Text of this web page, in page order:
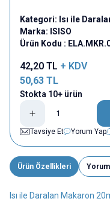
Kategori: Isı ile
Marka: ISISO
Ürün Kodu :
42,20 TL + KDV
50,63 TL
Stokta 10+ ürün
Tavsiye Et
Yorum Yap
Ürün Özellikleri
Isı ile Daralan Makaron